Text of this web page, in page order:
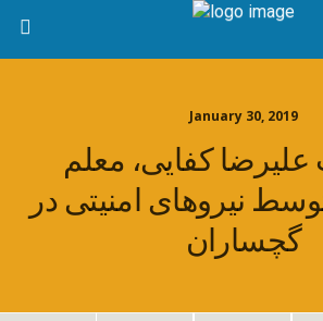
January 30, 2019
کفایی، معلم
نیروهای امنیتی در
گچساران